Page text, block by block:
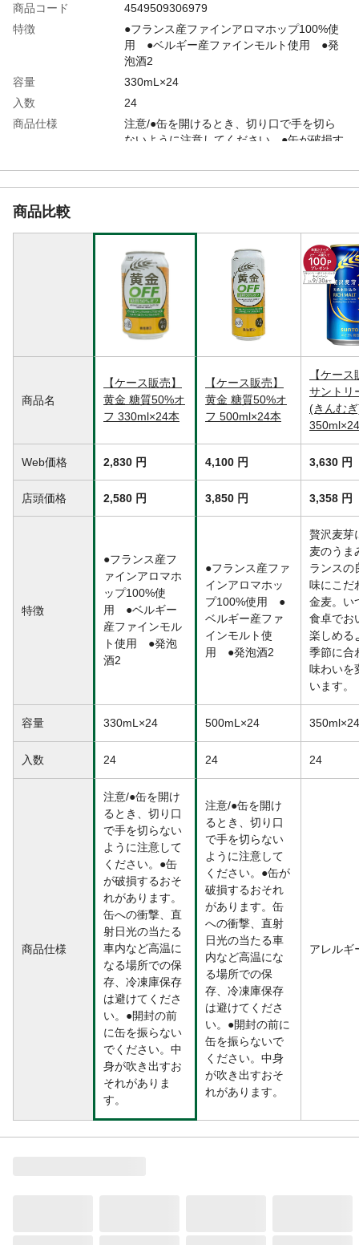
商品コード
4549509306979
特徴
●フランス産ファインアロマホップ100%使
用 ●ベルギー産ファインモルト使用 ●発
泡酒2
容量
330mL×24
入数
24
商品仕様
注意/●缶を開けるとき、切り口で手を切ら
ないように注意してください。●缶が破損す
光の当たる車内など高温になる場所での保
存、冷凍庫保存は避けてください。●開封の
プ)、スピリッツ(大麦)/炭酸、カラメル色素
●100mL当たり/エネルギー:29kcal、たんぱ
く質:0.2g、脂質:0g、炭水化物:1.9g(糖
質:1.9g、食物繊維:0g)、食塩相当量:0g
●330mL当たり/純アルコール量:10.6g
ベトナム
脂質
0g(100mL当たり)
商品比較
商品名
【ケース販売】
黄金 糖質50%オ
フ 330ml×24本
【ケース販売】
黄金 糖質50%オ
フ 500ml×24本
【ケー
サントリ
(きんむ
Web価格 2,830 円 4,100 円 3,630 円
店頭価格 2,580 円 3,850 円 3,358 円
特徴
●フランス産フ
ァインアロマホ
ップ100%使
用 ●ベルギー
産ファインモル
ト使用 ●発泡
酒2
●フランス産ファ
インアロマホッ
プ100%使用 ●
ベルギー産ファ
インモルト使
用 ●発泡酒2
贅沢麦芽
麦のうま
ランスの
味にこだ
金麦。い
食卓でお
楽しめる
季節に合
味わいを
います。
容量 330mL×24 500mL×24 350ml×24
入数 24 24 24
商品仕様
注意/●缶を開け
るとき、切り口
で手を切らない
ように注意して
ください。●缶
が破損するおそ
れがあります。
缶への衝撃、直
射日光の当たる
車内など高温に
なる場所での保
存、冷凍庫保存
は避けてくださ
い。●開封の前
に缶を振らない
でください。中
身が吹き出すお
それがありま
す。
注意/●缶を開け
るとき、切り口
で手を切らない
ように注意して
ください。●缶が
破損するおそれ
があります。缶
への衝撃、直射
日光の当たる車
内など高温にな
る場所での保
存、冷凍庫保存
は避けてくださ
い。●開封の前に
缶を振らないで
ください。中身
が吹き出すおそ
れがあります。
アレルギ